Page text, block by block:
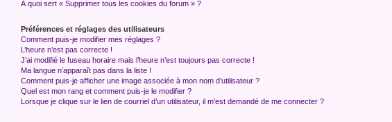
À quoi sert « Supprimer tous les cookies du forum » ?
Préférences et réglages des utilisateurs
Comment puis-je modifier mes réglages ?
L’heure n’est pas correcte !
J’ai modifié le fuseau horaire mais l’heure n’est toujours pas correcte !
Ma langue n’apparaît pas dans la liste !
Comment puis-je afficher une image associée à mon nom d’utilisateur ?
Quel est mon rang et comment puis-je le modifier ?
Lorsque je clique sur le lien de courriel d’un utilisateur, il m’est demandé de me connecter ?